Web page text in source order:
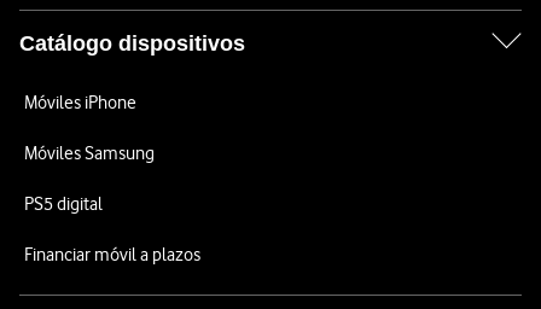
Catálogo dispositivos
Móviles iPhone
Móviles Samsung
PS5 digital
Financiar móvil a plazos